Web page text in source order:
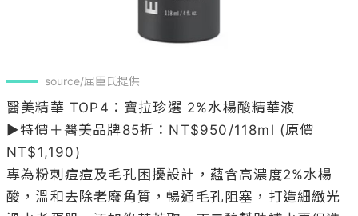
source/屈臣氏提供
醫美精華 TOP4：寶拉珍選 2%水楊酸精華液
▶特價＋醫美品牌85折：NT$950/118ml (原價
NT$1,190)
專為粉刺痘痘及毛孔困擾設計，蘊含高濃度2%水楊
酸，溫和去除老廢角質，暢通毛孔阻塞，打造細緻光